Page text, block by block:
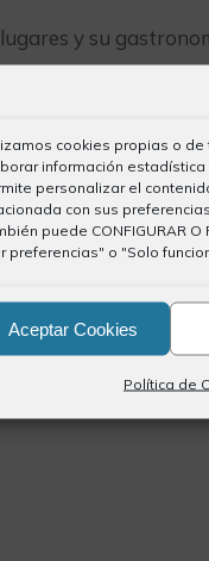
cookies propias o de
información
personalizar el
con sus
puede CONFIGURAR
preferencias" o "Solo
Aceptar Cookies
Política de
y su
el territorio
Colegios de